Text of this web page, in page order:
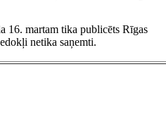
16. martam tika publicēts Rīgas
netika saņemti.